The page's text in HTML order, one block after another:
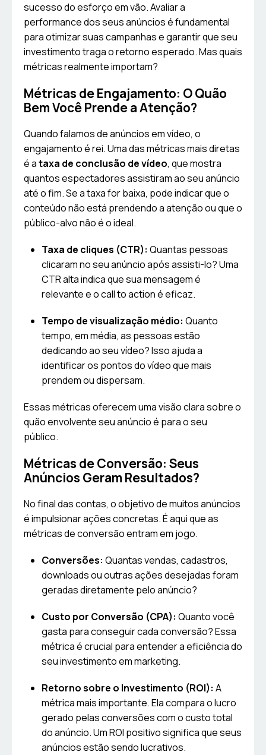
sucesso do esforço em vão. Avaliar a
performance dos seus anúncios é fundamental
para otimizar suas campanhas e garantir que seu
investimento traga o retorno esperado. Mas quais
métricas realmente importam?
Métricas de Engajamento: O Quão
Bem Você Prende a Atenção?
Quando falamos de anúncios em vídeo, o
engajamento é rei. Uma das métricas mais diretas
é ataxa de conclusão de vídeo, que mostra
quantos espectadores assistiram ao seu anúncio
até o fim. Se a taxa for baixa, pode indicar que o
conteúdo não está prendendo a atenção ou que o
público-alvo não é o ideal.
Taxa de cliques (CTR): Quantas pessoas
clicaram no seu anúncio após assisti-lo? Uma
CTR alta indica que sua mensagem é
relevante e o call to action é eficaz.
Tempo de visualização médio: Quanto
tempo, em média, as pessoas estão
dedicando ao seu vídeo? Isso ajuda a
identificar os pontos do vídeo que mais
prendem ou dispersam.
Essas métricas oferecem uma visão clara sobre o
quão envolvente seu anúncio é para o seu
público.
Métricas de Conversão: Seus
Anúncios Geram Resultados?
No final das contas, o objetivo de muitos anúncios
é impulsionar ações concretas. É aqui que as
métricas de conversão entram em jogo.
Conversões: Quantas vendas, cadastros,
downloads ou outras ações desejadas foram
geradas diretamente pelo anúncio?
Custo por Conversão (CPA): Quanto você
gasta para conseguir cada conversão? Essa
métrica é crucial para entender a eficiência do
seu investimento em marketing.
Retorno sobre o Investimento (ROI): A
métrica mais importante. Ela compara o lucro
gerado pelas conversões com o custo total
do anúncio. Um ROI positivo significa que seus
anúncios estão sendo lucrativos.